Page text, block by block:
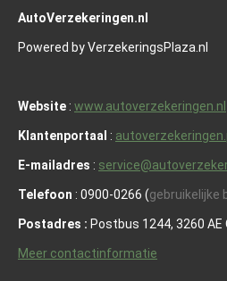
AutoVerzekeringen.nl
Powered by VerzekeringsPlaza.nl
Website : www.autoverzekeringen.nl
Klantenportaal :
E-mailadres :
Telefoon : 0900-0266 (gebruikelijke
Postadres : Postbus 1244, 3260 AE
Meer contactinformatie